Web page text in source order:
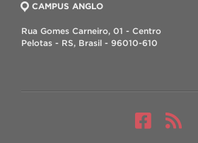
CAMPUS ANGLO
Rua Gomes Carneiro, 01 - Centro
Pelotas - RS, Brasil - 96010-610